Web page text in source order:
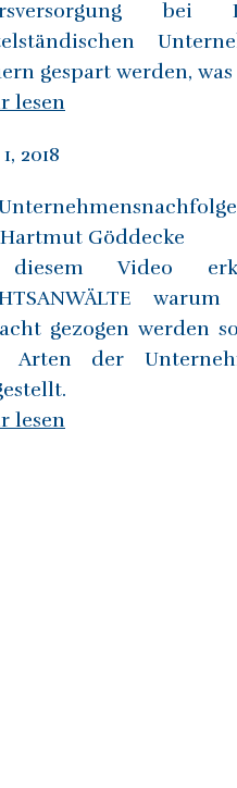
gespart werden,
lesen
2018
Göddecke
Video
gezogen werden
Arten der
lesen